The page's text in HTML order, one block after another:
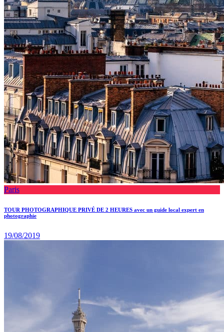
Paris
TOUR PHOTOGRAPHIQUE PRIVÉ DE 2 HEURES avec un guide local expert en
photographie
19/08/2019